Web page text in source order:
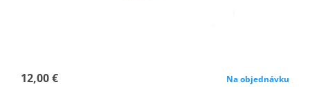
12,00 € Na objednávku